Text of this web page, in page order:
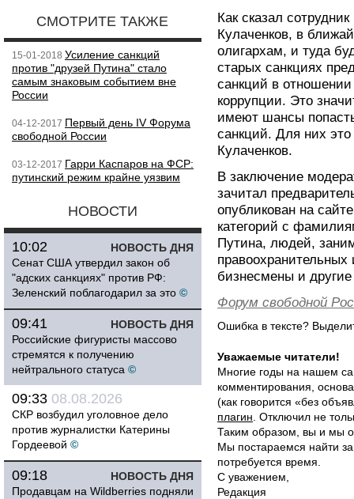
СМОТРИТЕ ТАКЖЕ
15-01-2018 Усиление санкций
против "друзей Путина" стало
самым знаковым событием вне
России
04-12-2017 Первый день IV Форума
свободной России
03-12-2017 Гарри Каспаров на ФСР:
путинский режим крайне уязвим
НОВОСТИ
НОВОСТЬ ДНЯ
10:02
Сенат США утвердил закон об
"адских санкциях" против РФ:
Зеленский поблагодарил за это ©
НОВОСТЬ ДНЯ
09:41
Российские фигуристы массово
стремятся к получению
нейтрального статуса ©
09:33 08.08.2026
СКР возбудил уголовное дело
против журналистки Катерины
Гордеевой ©
НОВОСТЬ ДНЯ
09:18
Продавцам на Wildberries подняли
Как сказал
Кулаченков, в
олигархам, и туда
старых санкциях
санкций в
коррупции. Это
имеют шансы
санкций. Для них
Кулаченков.
В заключение
зачитал
опубликован на
категорий с
Путина, людей,
правоохранительных
бизнесмены и
Форум свободной
Ошибка в тексте?
Уважаемые читатели!
Многие годы на нашем
комментирования,
(как говорится «без
плагин . Отключил не
Таким образом, вы и мы
Мы постараемся найти
потребуется время.
С уважением,
Редакция